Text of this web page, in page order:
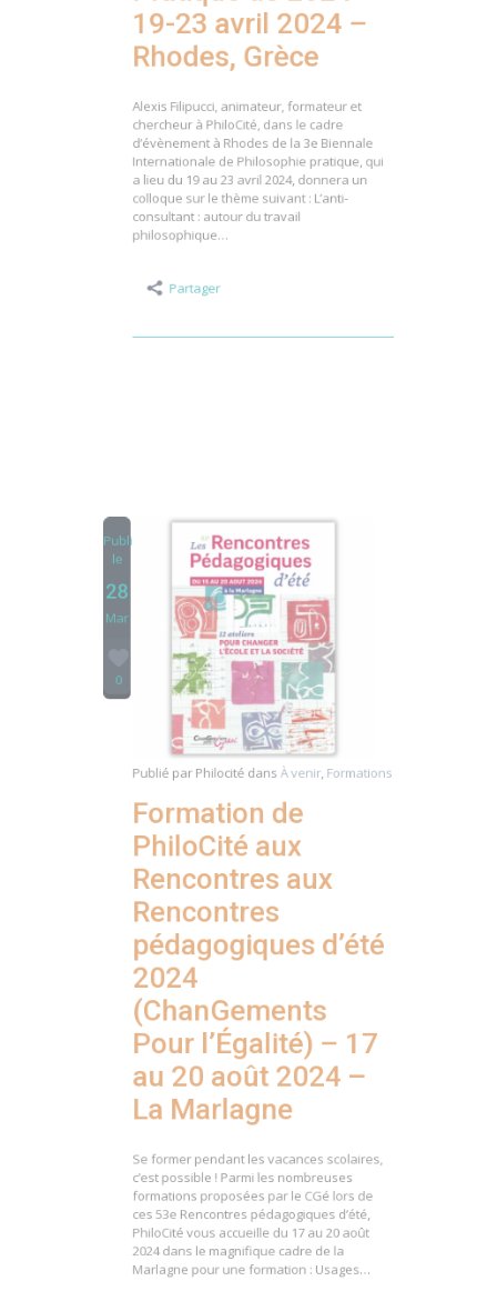
19-23 avril 2024 –
Rhodes, Grèce
Alexis Filipucci, animateur, formateur et
chercheur à PhiloCité, dans le cadre
d’évènement à Rhodes de la 3e Biennale
Internationale de Philosophie pratique, qui
a lieu du 19 au 23 avril 2024, donnera un
colloque sur le thème suivant : L’anti-
philosophique…
Partager
28
Publié par Philocitédans À venir,
Formation de
PhiloCité aux
Rencontres aux
Rencontres
pédagogiques d’été
2024
(ChanGements
Pour l’Égalité) – 17
au 20 août 2024 –
La Marlagne
Se former pendant les vacances scolaires,
c’est possible ! Parmi les nombreuses
formations proposées par le CGé lors de
ces 53e Rencontres pédagogiques d’été,
PhiloCité vous accueille du 17 au 20 août